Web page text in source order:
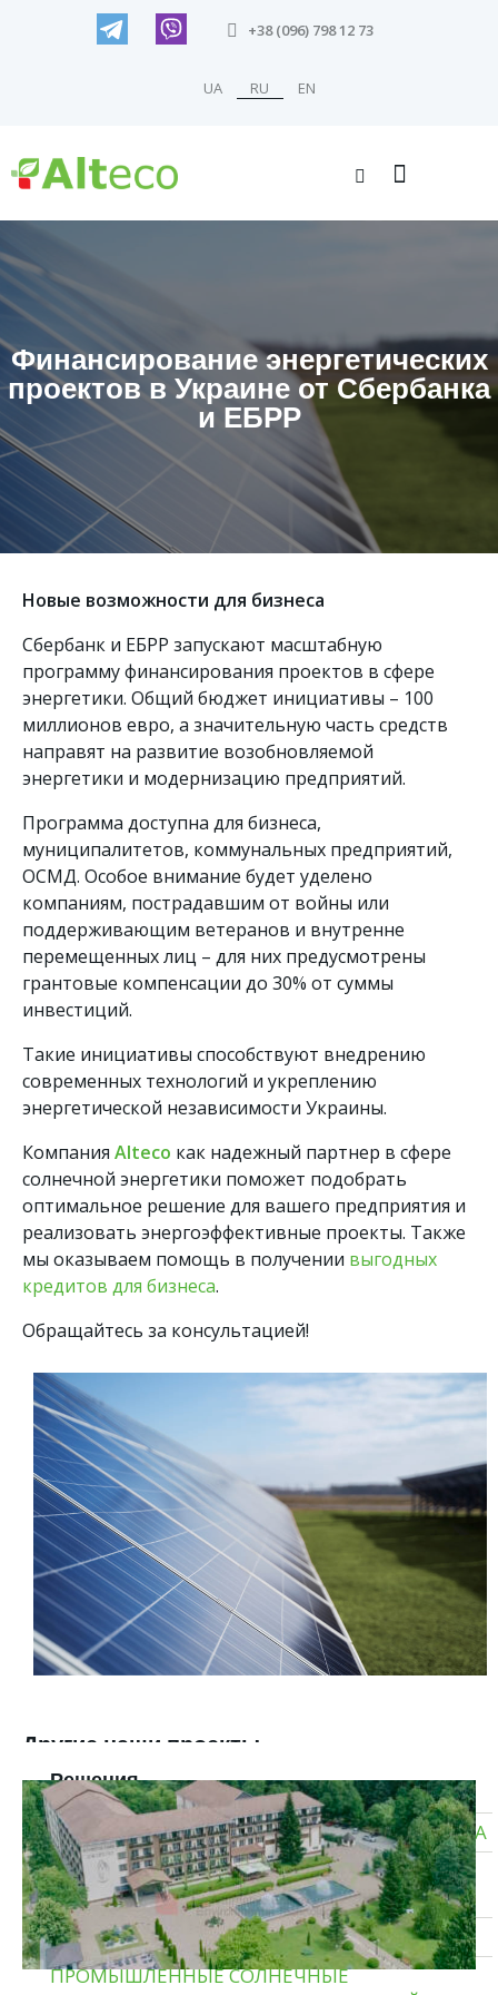
+38 (096) 798 12 73
UA RU EN
Финансирование энергетических
проектов в Украине от Сбербанка
и ЕБРР
Новые возможности для бизнеса
Сбербанк и ЕБРР запускают масштабную
программу финансирования проектов в сфере
энергетики. Общий бюджет инициативы – 100
миллионов евро, а значительную часть средств
направят на развитие возобновляемой
энергетики и модернизацию предприятий.
Программа доступна для бизнеса,
муниципалитетов, коммунальных предприятий,
ОСМД. Особое внимание будет уделено
компаниям, пострадавшим от войны или
поддерживающим ветеранов и внутренне
перемещенных лиц – для них предусмотрены
грантовые компенсации до 30% от суммы
инвестиций.
Такие инициативы способствуют внедрению
современных технологий и укреплению
энергетической независимости Украины.
Компания Alteco как надежный партнер в сфере
солнечной энергетики поможет подобрать
оптимальное решение для вашего предприятия и
реализовать энергоэффективные проекты. Также
мы оказываем помощь в получении выгодных
кредитов для бизнеса.
Обращайтесь за консультацией!
Решения
СОЛНЕЧНЫЕ ЭЛЕКТРОСТАНЦИИ ДЛЯ БИЗНЕСА
ТИПОВЫЕ СОЛНЕЧНЫЕ ЭЛЕКТРОСТАНЦИИ
ДЛЯ ДОМА
ГИБРИДНЫЕ СОЛНЕЧНЫЕ ЭЛЕКТРОСТАНЦИИ
ПРОМЫШЛЕННЫЕ СОЛНЕЧНЫЕ
Другие наши проекты